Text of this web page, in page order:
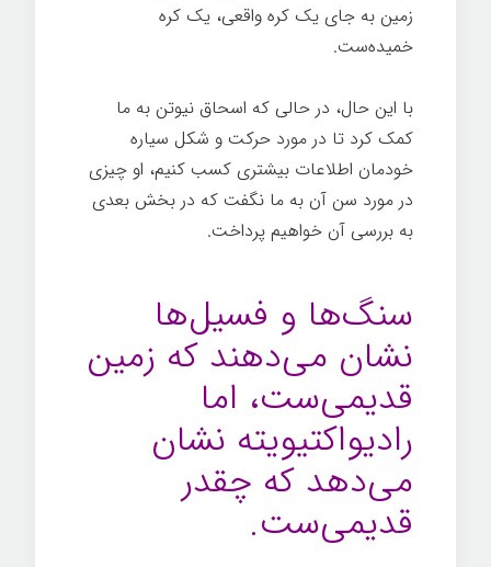
زمین به جای یک کره واقعی، یک کره
خمیده‌ست.
با این حال، در حالی که اسحاق نیوتن به ما
کمک کرد تا در مورد حرکت و شکل سیاره
خودمان اطلاعات بیشتری کسب کنیم، او چیزی
در مورد سن آن به ما نگفت که در بخش بعدی
به بررسی آن خواهیم پرداخت.
سنگ‌ها و فسیل‌ها
نشان می‌دهند که زمین
قدیمی‌ست، اما
رادیواکتیویته نشان
می‌دهد که چقدر
قدیمی‌ست.